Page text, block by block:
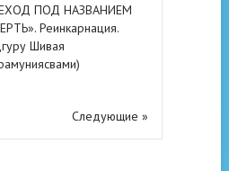
ПОД НАЗВАНИЕМ
Реинкарнация.
Шивая
Следующие »